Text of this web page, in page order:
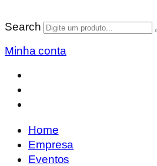
Search
Minha conta
Home
Empresa
Eventos